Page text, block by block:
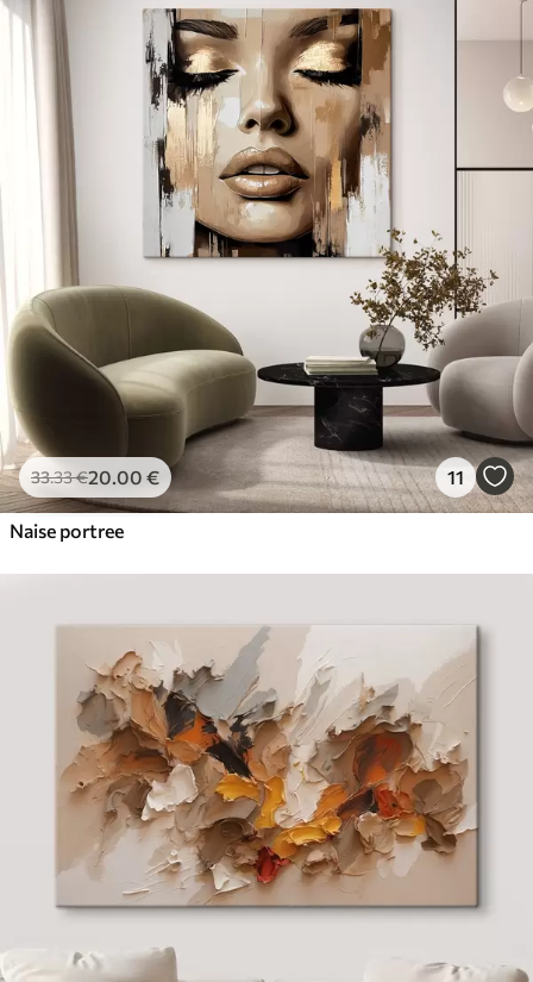
33.33€20.00 € 11
Naise portree